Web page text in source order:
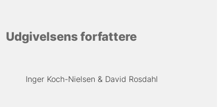
Udgivelsens forfattere
Inger Koch-Nielsen David Rosdahl